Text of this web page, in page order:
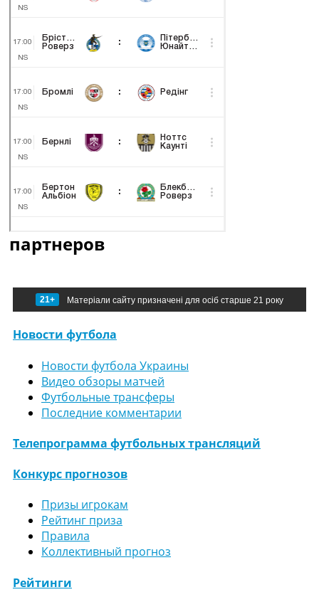
партнеров
21+ Матеріали сайту призначені для осіб старше 21 року
Новости футбола
Новости футбола Украины
Видео обзоры матчей
Футбольные трансферы
Последние комментарии
Телепрограмма футбольных трансляций
Конкурс прогнозов
Призы игрокам
Рейтинг приза
Правила
Коллективный прогноз
Рейтинги